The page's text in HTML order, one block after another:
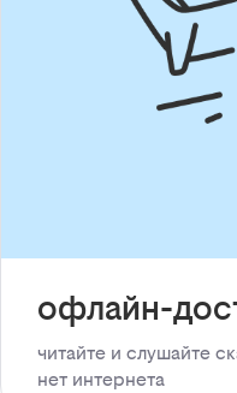
офлайн-
читайте и слушайте
нет интернета